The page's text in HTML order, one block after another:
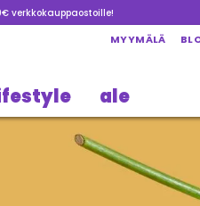
verkkokauppaostoille!
MYYMÄLÄ
ale